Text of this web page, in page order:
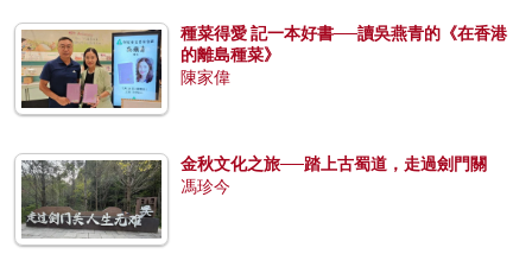
種菜得愛 記一本好書──讀吳燕青的《在香港
的離島種菜》
陳家偉
金秋文化之旅──踏上古蜀道，走過劍門關
馮珍今